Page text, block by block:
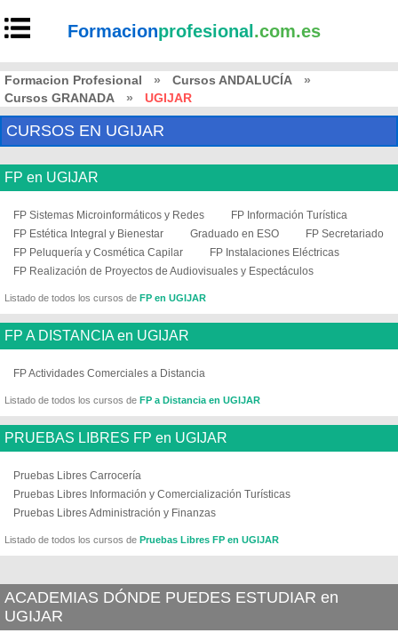
Formacionprofesional .com.es
Formacion Profesional » Cursos ANDALUCÍA
»
Cursos GRANADA
» UGIJAR
CURSOS EN UGIJAR
FP en UGIJAR
FP Sistemas Microinformáticos y Redes
FP Información Turística
FP Estética Integral y Bienestar
Graduado en ESO
FP Secretariado
FP Peluquería y Cosmética Capilar
FP Instalaciones Eléctricas
FP Realización de Proyectos de Audiovisuales y Espectáculos
Listado de todos los cursos de FP en UGIJAR
FP A DISTANCIA en UGIJAR
FP Actividades Comerciales a Distancia
Listado de todos los cursos de FP a Distancia en UGIJAR
PRUEBAS LIBRES FP en UGIJAR
Pruebas Libres Carrocería
Pruebas Libres Información y Comercialización Turísticas
Pruebas Libres Administración y Finanzas
Listado de todos los cursos de Pruebas Libres FP en UGIJAR
ACADEMIAS DÓNDE PUEDES ESTUDIAR en
UGIJAR